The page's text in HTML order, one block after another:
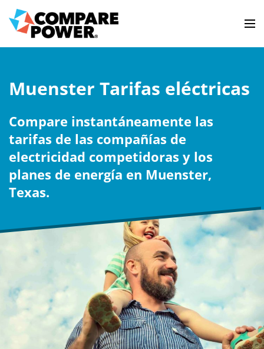
Muenster Tarifas eléctricas
Compare instantáneamente las
tarifas de las compañías de
electricidad competidoras y los
planes de energía en Muenster,
Texas.